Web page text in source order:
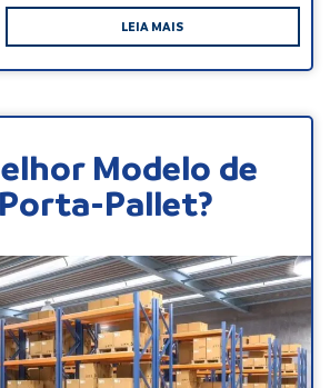
LEIA MAIS
Modelo de
Pallet?